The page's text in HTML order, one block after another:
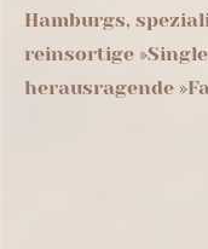
Hamburgs,
reinsortige
herausragende